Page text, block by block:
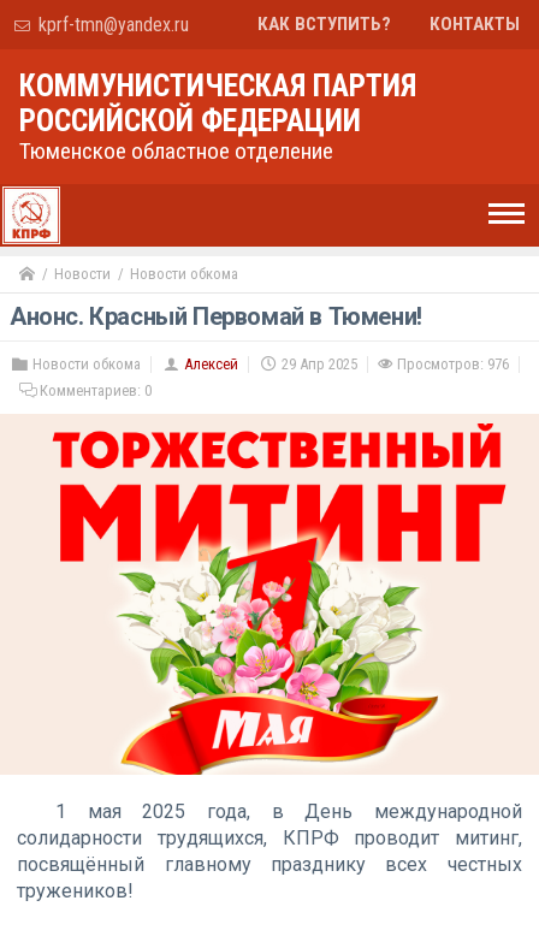
kprf-tmn@yandex.ru КАК ВСТУПИТЬ? КОНТАКТЫ
КОММУНИСТИЧЕСКАЯ ПАРТИЯ
РОССИЙСКОЙ ФЕДЕРАЦИИ
Тюменское областное отделение
Новости Новости обкома
Анонс. Красный Первомай в Тюмени!
Новости обкома Алексей 29 Апр 2025
Просмотров: 976
Комментариев: 0
1 мая 2025 года, в День международной
солидарности трудящихся, КПРФ проводит митинг,
посвящённый главному празднику всех честных
тружеников!